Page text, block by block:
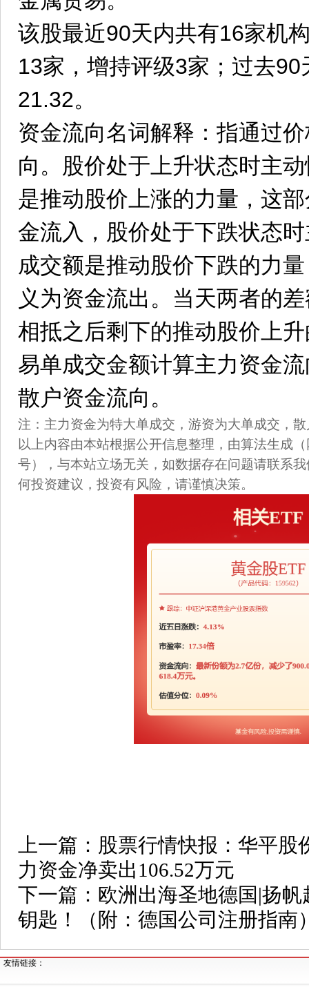
该股最近90天内共有16家机
13家，增持评级3家；过去
21.32。
资金流向名词解释：指通过
向。股价处于上升状态时主
是推动股价上涨的力量，这
金流入，股价处于下跌状态
成交额是推动股价下跌的力
义为资金流出。当天两者的
相抵之后剩下的推动股价上
易单成交金额计算主力资金
散户资金流向。
注：主力资金为特大单成交，游资为大单成交，
以上内容由本站根据公开信息整理，由算法生成
号），与本站立场无关，如数据存在问题请联系
何投资建议，投资有风险，请谨慎决策。
上一篇： 股票行情快报：华平股
力资金净卖出106.52万元
下一篇： 欧洲出海圣地德国|扬
钥匙！（附：德国公司注册指南
友情链接：